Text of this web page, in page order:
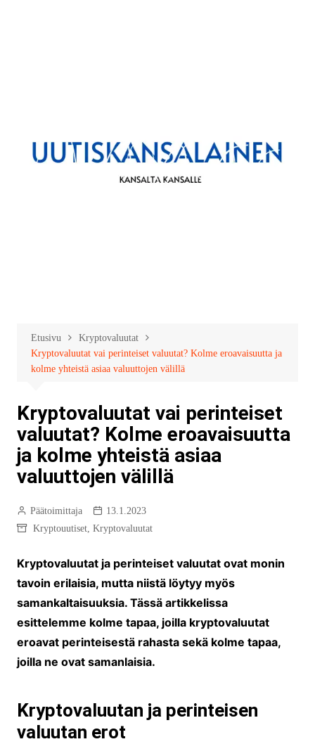
Etusivu
Kryptovaluutat
Kryptovaluutat vai perinteiset valuutat? Kolme eroavaisuutta ja
kolme yhteistä asiaa valuuttojen välillä
Kryptovaluutat vai perinteiset
valuutat? Kolme eroavaisuutta
ja kolme yhteistä asiaa
valuuttojen välillä
Päätoimittaja
13.1.2023
Kryptouutiset, Kryptovaluutat
Kryptovaluutat ja perinteiset valuutat ovat monin
tavoin erilaisia, mutta niistä löytyy myös
samankaltaisuuksia. Tässä artikkelissa
esittelemme kolme tapaa, joilla kryptovaluutat
eroavat perinteisestä rahasta sekä kolme tapaa,
joilla ne ovat samanlaisia.
Kryptovaluutan ja perinteisen
valuutan erot